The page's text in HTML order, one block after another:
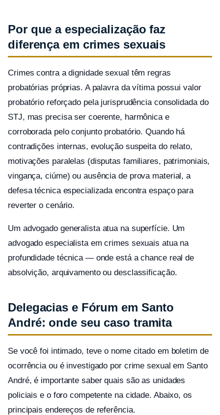
Por que a especialização faz
diferença em crimes sexuais
Crimes contra a dignidade sexual têm regras
probatórias próprias. A palavra da vítima possui valor
probatório reforçado pela jurisprudência consolidada do
STJ, mas precisa ser coerente, harmônica e
corroborada pelo conjunto probatório. Quando há
contradições internas, evolução suspeita do relato,
motivações paralelas (disputas familiares, patrimoniais,
vingança, ciúme) ou ausência de prova material, a
defesa técnica especializada encontra espaço para
reverter o cenário.
Um advogado generalista atua na superfície. Um
advogado especialista em crimes sexuais atua na
profundidade técnica — onde está a chance real de
absolvição, arquivamento ou desclassificação.
Delegacias e Fórum em Santo
André: onde seu caso tramita
Se você foi intimado, teve o nome citado em boletim de
ocorrência ou é investigado por crime sexual em Santo
André, é importante saber quais são as unidades
policiais e o foro competente na cidade. Abaixo, os
principais endereços de referência.